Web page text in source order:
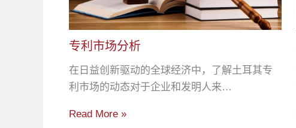
专利市场分析
在日益创新驱动的全球经济中，了解土耳其专
利市场的动态对于企业和发明人来…
Read More »